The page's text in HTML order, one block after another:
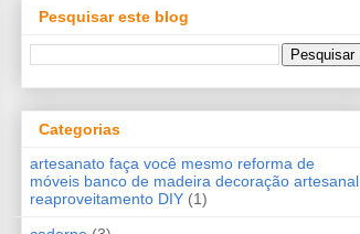
Pesquisar este blog
Categorias
artesanato faça você mesmo reforma de
móveis banco de madeira decoração artesanal
reaproveitamento DIY (1)